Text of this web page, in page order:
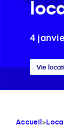
4
Vie
Accueil>